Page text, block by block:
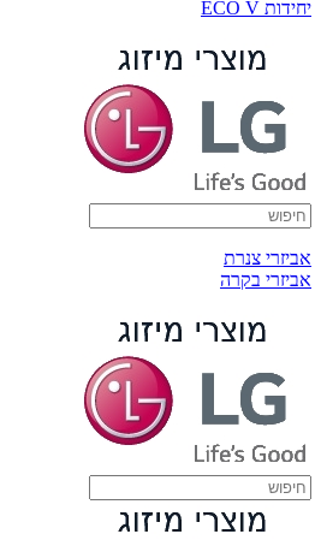
יחידות ECO V
אביזרי צנרת
אביזרי בקרה